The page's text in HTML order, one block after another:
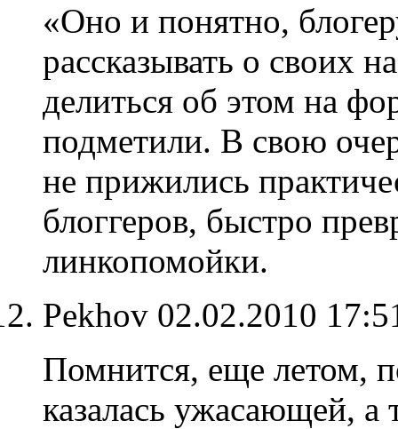
«Оно и понятно,
рассказывать о своих
делиться об этом на
подметили. В свою
не прижились
блоггеров, быстро
линкопомойки.
Pekhov 02.02.2010
Помнится, еще летом,
казалась ужасающей, а